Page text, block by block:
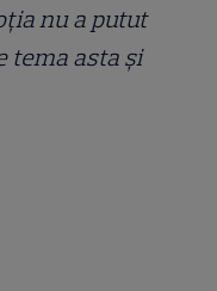
nu a putut
tema asta şi